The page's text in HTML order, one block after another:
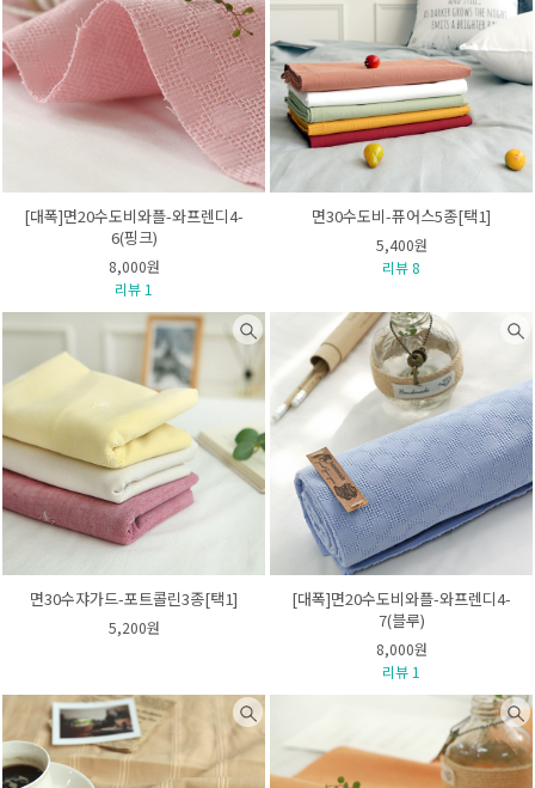
[대폭]면20수도비와플-와프렌디4-
6(핑크)
8,000원
리뷰 1
면30수도비-퓨어스5종[택1]
5,400원
리뷰 8
면30수쟈가드-포트콜린3종[택1]
5,200원
[대폭]면20수도비와플-와프렌디4-
7(블루)
8,000원
리뷰 1